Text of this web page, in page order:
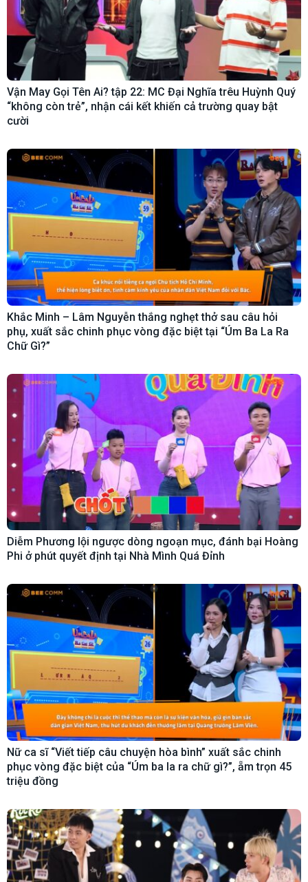
Vận May Gọi Tên Ai? tập 22: MC Đại Nghĩa trêu Huỳnh Quý
“không còn trẻ”, nhận cái kết khiến cả trường quay bật
cười
Khắc Minh – Lâm Nguyễn thắng nghẹt thở sau câu hỏi
phụ, xuất sắc chinh phục vòng đặc biệt tại “Úm Ba La Ra
Chữ Gì?”
Diễm Phương lội ngược dòng ngoạn mục, đánh bại Hoàng
Phi ở phút quyết định tại Nhà Mình Quá Đỉnh
Nữ ca sĩ “Viết tiếp câu chuyện hòa bình” xuất sắc chinh
phục vòng đặc biệt của “Úm ba la ra chữ gì?”, ẵm trọn 45
triệu đồng